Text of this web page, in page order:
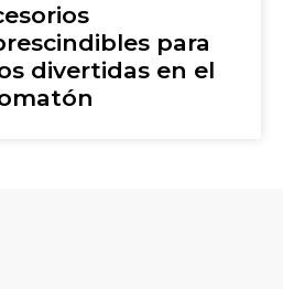
para
divertidas en el